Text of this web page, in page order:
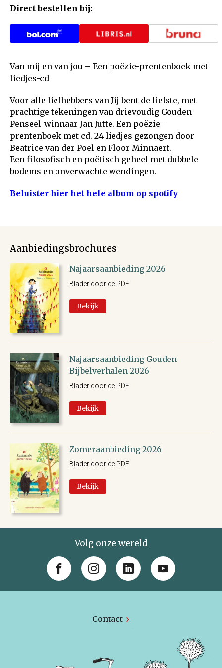
Direct bestellen bij:
Van mij en van jou – Een poëzie-prentenboek met
liedjes-cd
Voor alle liefhebbers van Jij bent de liefste, met
prachtige tekeningen van drievoudig Gouden
Penseel-winnaar Jan Jutte. Een poëzie-
prentenboek met cd. 24 liedjes gezongen door
Beatrice van der Poel en Floor Minnaert.
Een filosofisch en poëtisch geheel met dubbele
bodems en onverwachte wendingen.
Beluister hier het hele album op spotify
Aanbiedingsbrochures
Najaarsaanbieding 2026
Blader door de PDF
Bekijk
Najaarsaanbieding Gouden
Bijbelverhalen 2026
Blader door de PDF
Bekijk
Zomeraanbieding 2026
Blader door de PDF
Bekijk
Volg onze wereld
Contact